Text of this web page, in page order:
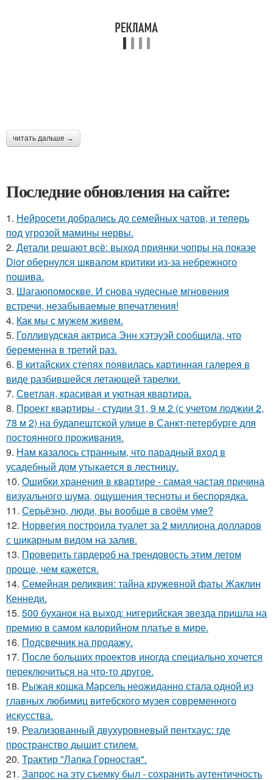
читать дальше →
Последние обновления на сайте:
1. Нейросети добрались до семейных чатов, и теперь
под угрозой мамины нервы.
2. Детали решают всё: выход приянки чопры на показе
Dior обернулся шквалом критики из-за небрежного
пошива.
3. Шагаюпомоскве. И снова чудесные мгновения
встречи, незабываемые впечатления!
4. Как мы с мужем живем.
5. Голливудская актриса Энн хэтэуэй сообщила, что
беременна в третий раз.
6. В китайских степях появилась картинная галерея в
виде разбившейся летающей тарелки.
7. Светлая, красивая и уютная квартира.
8. Проект квартиры - студии 31, 9 м 2 (с учетом лоджии 2,
78 м 2) на будапештской улице в Санкт-петербурге для
постоянного проживания.
9. Нам казалось странным, что парадный вход в
усадебный дом утыкается в лестницу.
10. Ошибки хранения в квартире - самая частая причина
визуального шума, ощущения тесноты и беспорядка.
11. Серьёзно, люди, вы вoобще в своём уме?
12. Норвегия построила туалет за 2 миллиона долларов
с шикарным видом на залив.
13. Проверить гардероб на трендовость этим летом
проще, чем кажется.
14. Семейная реликвия: тайна кружевной фаты Жаклин
Кеннеди.
15. 500 буханок на выход: нигерийская звезда пришла на
премию в самом калорийном платье в мире.
16. Подсвечник на продажу.
17. После больших проектов иногда специально хочется
переключиться на что-то другое.
18. Рыжая кошка Марсель неожиданно стала одной из
главных любимиц витебского музея современного
искусства.
19. Реализованный двухуровневый пентхаус: где
пространство дышит стилем.
20. Трактир "Лапка Горностая".
21. Запрос на эту съемку был - сохранить аутентичность